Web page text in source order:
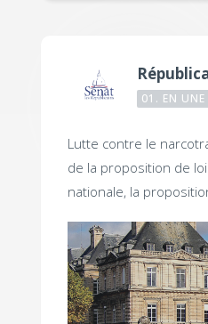
01. EN UNE
Lutte contre le
de la proposition de
nationale, la